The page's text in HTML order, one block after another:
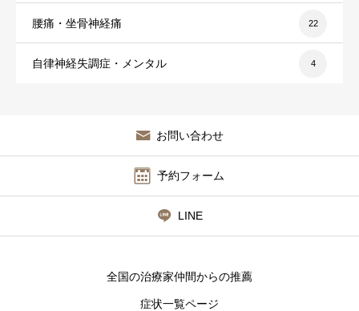
腰痛・坐骨神経痛 22
自律神経失調症・メンタル 4
お問い合わせ
予約フォーム
LINE
全国の治療家仲間からの推薦
症状一覧ページ